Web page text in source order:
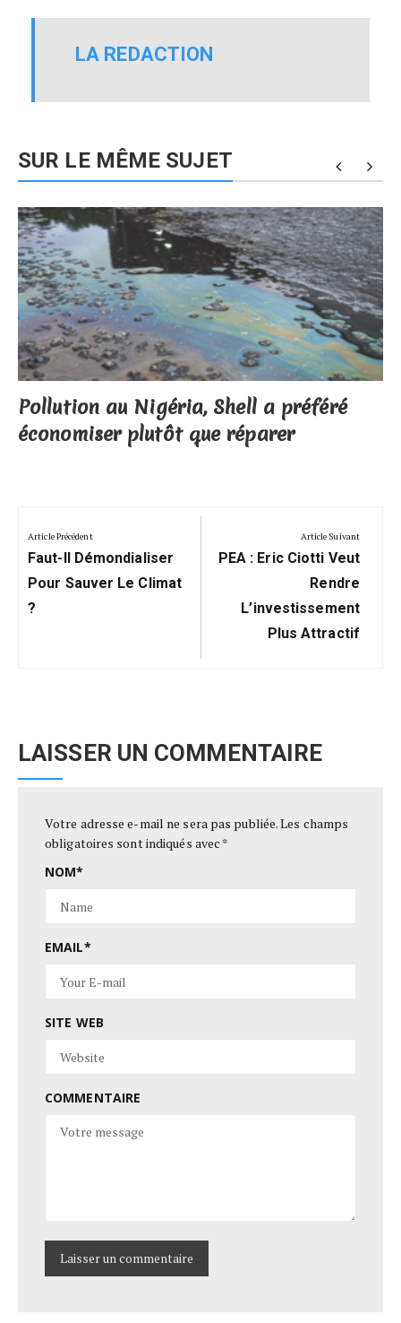
LA REDACTION
SUR LE MÊME SUJET
Pollution au Nigéria, Shell a préféré
économiser plutôt que réparer
de
l’article
Article Précédent
Previous
Post:
Faut-Il Démondialiser
Pour Sauver Le Climat
?
Article Suivant
Next
PEA : Eric Ciotti Veut
Rendre
L’investissement
Plus Attractif
LAISSER UN COMMENTAIRE
Votre adresse e-mail ne sera pas publiée.Les champs
obligatoires sont indiqués avec *
NOM*
EMAIL*
SITE WEB
COMMENTAIRE